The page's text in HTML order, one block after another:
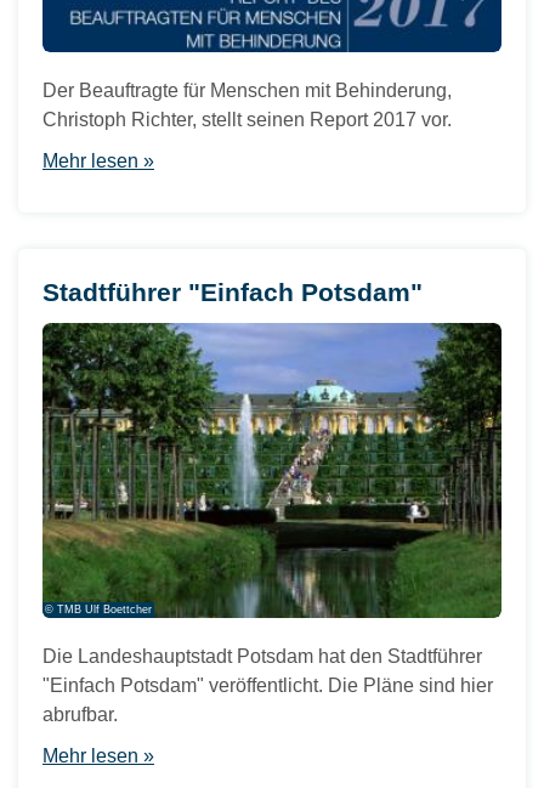
Der Beauftragte für Menschen mit Behinderung,
Christoph Richter, stellt seinen Report 2017 vor.
Mehr lesen »
Stadtführer "Einfach Potsdam"
© TMB Ulf Boettcher
Die Landeshauptstadt Potsdam hat den Stadtführer
"Einfach Potsdam" veröffentlicht. Die Pläne sind hier
abrufbar.
Mehr lesen »